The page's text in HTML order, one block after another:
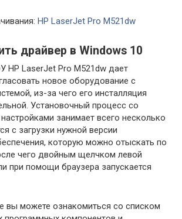
HP LaserJet Pro M521dw
драйвер в Windows 10
HP LaserJet Pro M521dw дает
новое оборудование с
из-за чего его инсталляция
Установочный процесс со
занимает всего несколько
с загрузки нужной версии
которую можно отыскать по
чего двойным щелчком левой
при помощи браузера запускается
вы можете ознакомиться со списком